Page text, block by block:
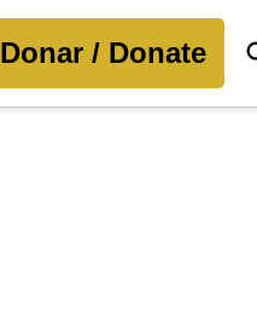
Donar / Donate